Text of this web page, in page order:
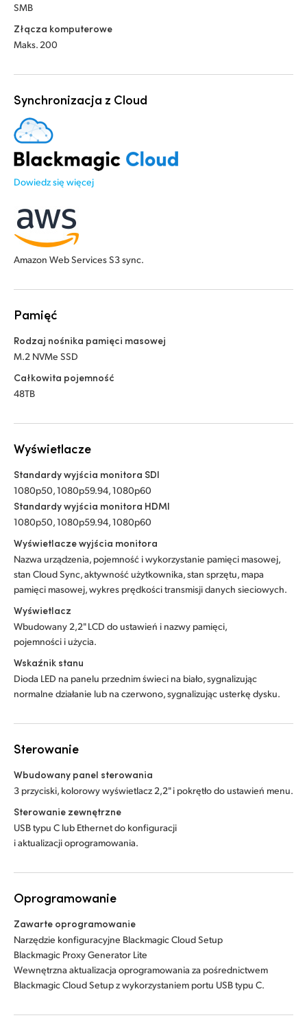
SMB
Złącza komputerowe
Maks. 200
Synchronizacja z Cloud
Dowiedz się więcej
Amazon Web Services S3 sync.
Pamięć
Rodzaj nośnika pamięci masowej
M.2 NVMe SSD
Całkowita pojemność
48TB
Wyświetlacze
Standardy wyjścia monitora SDI
1080p50, 1080p59.94, 1080p60
Standardy wyjścia monitora HDMI
1080p50, 1080p59.94, 1080p60
Wyświetlacze wyjścia monitora
Nazwa urządzenia, pojemność i wykorzystanie pamięci masowej,
stan Cloud Sync, aktywność użytkownika, stan sprzętu, mapa
pamięci masowej, wykres prędkości transmisji danych sieciowych.
Wyświetlacz
Wbudowany 2,2" LCD do ustawień i nazwy pamięci,
pojemności i użycia.
Wskaźnik stanu
Dioda LED na panelu przednim świeci na biało, sygnalizując
normalne działanie lub na czerwono, sygnalizując usterkę dysku.
Sterowanie
Wbudowany panel sterowania
3 przyciski, kolorowy wyświetlacz 2,2" i pokrętło do ustawień menu.
Sterowanie zewnętrzne
USB typu C lub Ethernet do konfiguracji
i aktualizacji oprogramowania.
Oprogramowanie
Zawarte oprogramowanie
Narzędzie konfiguracyjne Blackmagic Cloud Setup
Blackmagic Proxy Generator Lite
Wewnętrzna aktualizacja oprogramowania za pośrednictwem
Blackmagic Cloud Setup z wykorzystaniem portu USB typu C.